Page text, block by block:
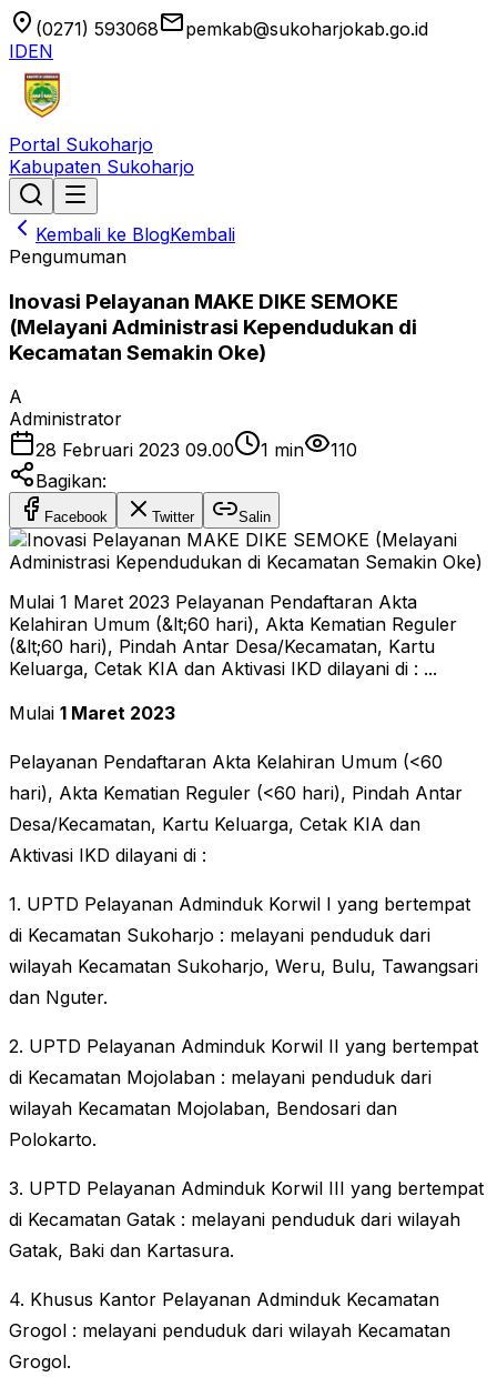
location_on (0271) 593068emailpemkab@sukoharjokab.go.id
IDEN
Portal Sukoharjo
Kabupaten Sukoharjo
Kembali ke BlogKembali
Pengumuman
Inovasi Pelayanan MAKE DIKE SEMOKE
(Melayani Administrasi Kependudukan di
Kecamatan Semakin Oke)
A
Administrator
28 Februari 2023 09.00
1 min
110
Bagikan:
Facebook Twitter Salin
Mulai 1 Maret 2023 Pelayanan Pendaftaran Akta
Kelahiran Umum (&lt;60 hari), Akta Kematian Reguler
(&lt;60 hari), Pindah Antar Desa/Kecamatan, Kartu
Keluarga, Cetak KIA dan Aktivasi IKD dilayani di : ...
Mulai 1 Maret 2023
Pelayanan Pendaftaran Akta Kelahiran Umum (<60
hari), Akta Kematian Reguler (<60 hari), Pindah Antar
Desa/Kecamatan, Kartu Keluarga, Cetak KIA dan
Aktivasi IKD dilayani di :
1. UPTD Pelayanan Adminduk Korwil I yang bertempat
di Kecamatan Sukoharjo : melayani penduduk dari
wilayah Kecamatan Sukoharjo, Weru, Bulu, Tawangsari
dan Nguter.
2. UPTD Pelayanan Adminduk Korwil II yang bertempat
di Kecamatan Mojolaban : melayani penduduk dari
wilayah Kecamatan Mojolaban, Bendosari dan
Polokarto.
3. UPTD Pelayanan Adminduk Korwil III yang bertempat
di Kecamatan Gatak : melayani penduduk dari wilayah
Gatak, Baki dan Kartasura.
4. Khusus Kantor Pelayanan Adminduk Kecamatan
Grogol : melayani penduduk dari wilayah Kecamatan
Grogol.